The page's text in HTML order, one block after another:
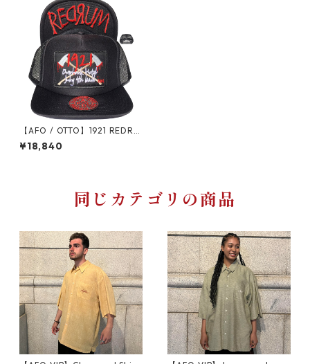
【AFO / OTTO】1921 REDRU
M MESH CAP / スナップバッ
ク キャップ【BLACK】
¥18,840
同じカテゴリの商品